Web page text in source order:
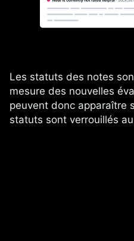
Les statuts des notes
mesure des nouvelles
peuvent donc apparaître
statuts sont verrouillés